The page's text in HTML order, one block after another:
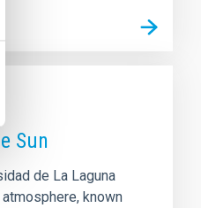
Sun
de La Laguna
known